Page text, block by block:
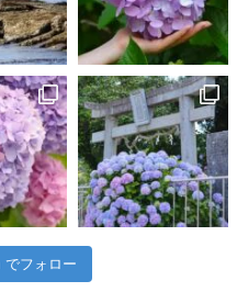
でフォロー